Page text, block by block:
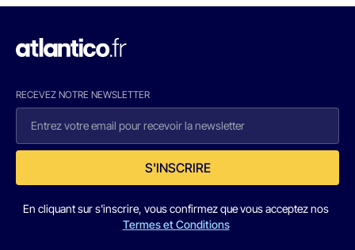
RECEVEZ NOTRE NEWSLETTER
S'INSCRIRE
En cliquant sur s'inscrire, vous confirmez que vous acceptez nos
Termes et Conditions